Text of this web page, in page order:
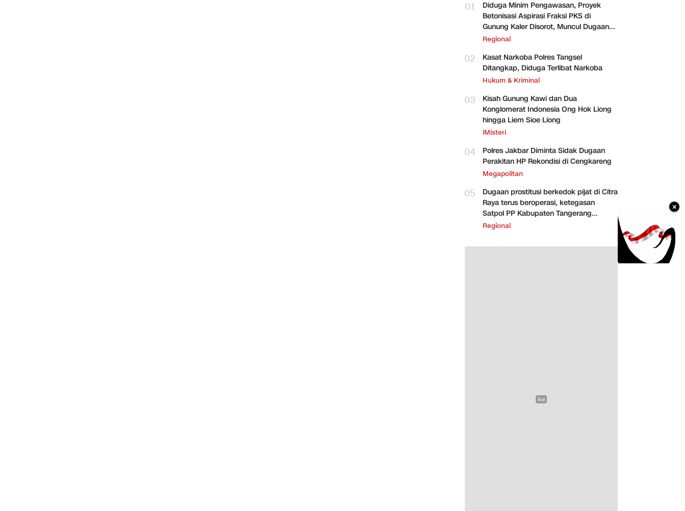
01
Diduga Minim Pengawasan, Proyek
Betonisasi Aspirasi Fraksi PKS di
Gunung Kaler Disorot, Muncul Dugaan
Pengurangan Volume
Regional
02
Kasat Narkoba Polres Tangsel
Ditangkap, Diduga Terlibat Narkoba
Hukum & Kriminal
03
Kisah Gunung Kawi dan Dua
Konglomerat Indonesia Ong Hok Liong
hingga Liem Sioe Liong
iMisteri
04
Polres Jakbar Diminta Sidak Dugaan
Perakitan HP Rekondisi di Cengkareng
Megapolitan
05
Dugaan prostitusi berkedok pijat di Citra
Raya terus beroperasi, ketegasan
Satpol PP Kabupaten Tangerang
dipertanyakan
Regional
×